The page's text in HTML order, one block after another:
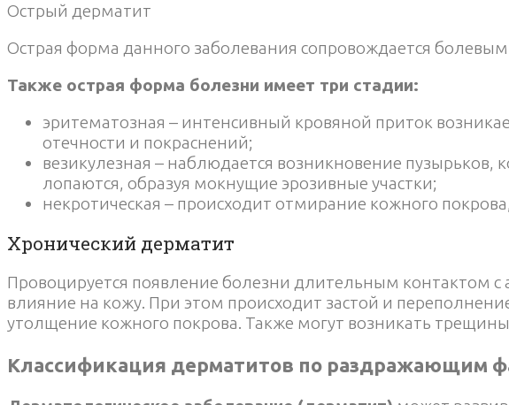
Острый дерматит
Острая форма данного заболевания сопровождается
Также острая форма болезни имеет три стадии:
эритематозная – интенсивный кровяной приток
отечности и покраснений;
везикулезная – наблюдается возникновение
лопаются, образуя мокнущие эрозивные участки;
некротическая – происходит отмирание кожного
Хронический дерматит
Провоцируется появление болезни длительным контактом
влияние на кожу. При этом происходит застой и
утолщение кожного покрова. Также могут возникать
Классификация дерматитов по раздражающим